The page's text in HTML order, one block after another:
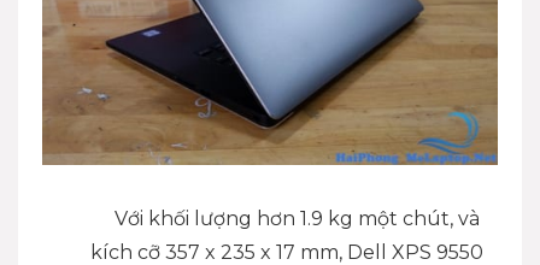
Với khối lượng hơn 1.9 kg một chút, và
kích cỡ 357 x 235 x 17 mm, Dell XPS 9550